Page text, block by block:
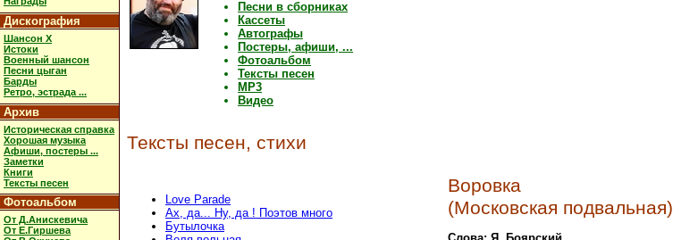
Дискография
Шансон X
Истоки
Военный шансон
Песни цыган
Барды
Ретро, эстрада ...
Архив
Историческая справка
Хорошая музыка
Афиши, постеры ...
Заметки
Книги
Тексты песен
Фотоальбом
От Д.Анискевича
От Е.Гиршева
Песни в сборниках
Кассеты
Автографы
Постеры, афиши, ...
Фотоальбом
Тексты песен
MP3
Видео
Тексты песен, стихи
Love Parade
Ах, да... Ну, да ! Поэтов много
Бутылочка
Воровка
(Московская подвальная)